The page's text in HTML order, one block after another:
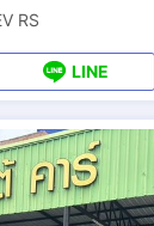
RS
LINE